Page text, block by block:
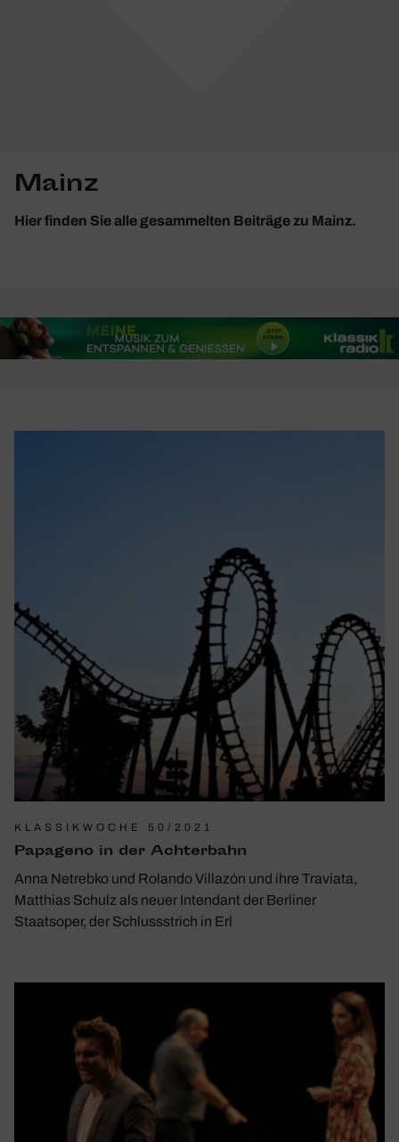
Mainz
Hier finden Sie alle gesammelten Beiträge zu Mainz.
KLASSIKWOCHE 50/2021
Papa­geno in der Achter­bahn
Anna Netrebko und Rolando Villazón und ihre Traviata,
Matthias Schulz als neuer Intendant der Berliner
Staatsoper, der Schlussstrich in Erl